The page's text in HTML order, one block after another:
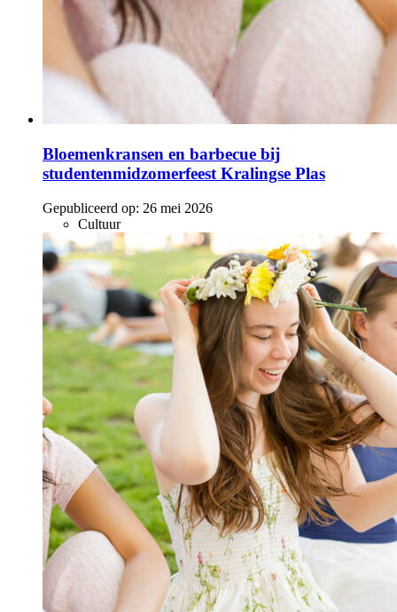
Bloemenkransen en barbecue bij
studentenmidzomerfeest Kralingse Plas
Gepubliceerd op: 26 mei 2026
Cultuur